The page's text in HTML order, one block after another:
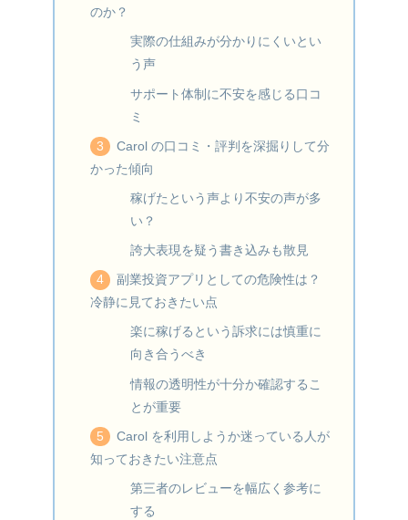
のか？
実際の仕組みが分かりにくいとい
う声
サポート体制に不安を感じる口コ
ミ
Carol の口コミ・評判を深掘りして分
かった傾向
稼げたという声より不安の声が多
い？
誇大表現を疑う書き込みも散見
副業投資アプリとしての危険性は？
冷静に見ておきたい点
楽に稼げるという訴求には慎重に
向き合うべき
情報の透明性が十分か確認するこ
とが重要
Carol を利用しようか迷っている人が
知っておきたい注意点
第三者のレビューを幅広く参考に
する